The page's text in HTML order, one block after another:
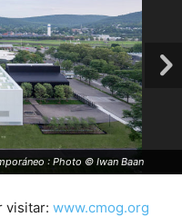
: Photo © Iwan Baan
visitar: www.cmog.org